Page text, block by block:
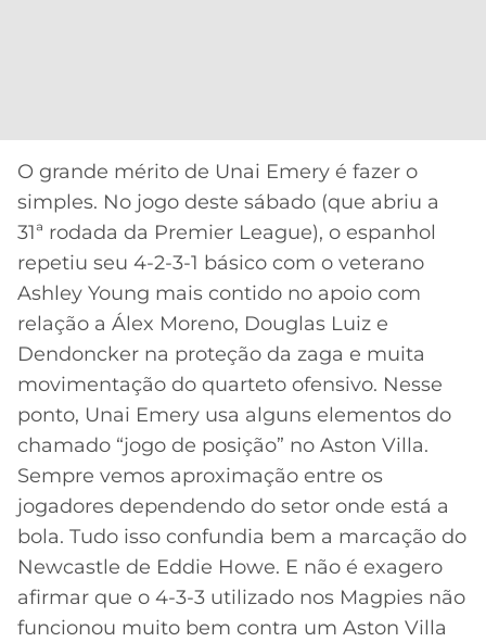
O grande mérito de Unai Emery é fazer o
simples. No jogo deste sábado (que abriu a
31ª rodada da Premier League), o espanhol
repetiu seu 4-2-3-1 básico com o veterano
Ashley Young mais contido no apoio com
relação a Álex Moreno, Douglas Luiz e
Dendoncker na proteção da zaga e muita
movimentação do quarteto ofensivo. Nesse
ponto, Unai Emery usa alguns elementos do
chamado “jogo de posição” no Aston Villa.
Sempre vemos aproximação entre os
jogadores dependendo do setor onde está a
bola. Tudo isso confundia bem a marcação do
Newcastle de Eddie Howe. E não é exagero
afirmar que o 4-3-3 utilizado nos Magpies não
funcionou muito bem contra um Aston Villa